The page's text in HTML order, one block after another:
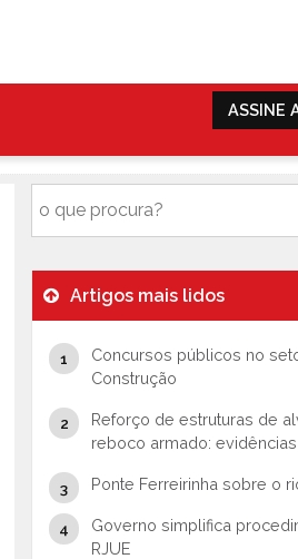
ASSINE
Artigos mais lidos
Concursos públicos no
Construção
Reforço de estruturas de
reboco armado:
Ponte Ferreirinha sobre o
Governo simplifica
RJUE